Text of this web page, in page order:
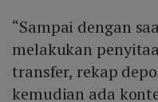
“Sampai dengan
melakukan
transfer, rekap
kemudian ada